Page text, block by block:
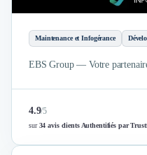
Maintenance et Infogérance
EBS Group — Votre
4.9/5
sur34 avis clients Authentifiés par